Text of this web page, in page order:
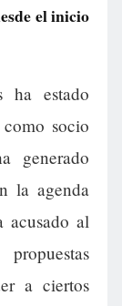
el inicio
ha estado
socio
generado
la agenda
acusado al
a ciertos